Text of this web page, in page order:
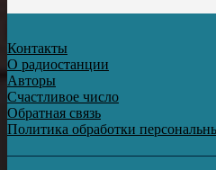
Контакты
О радиостанции
Авторы
Счастливое число
Обратная связь
Политика обработки